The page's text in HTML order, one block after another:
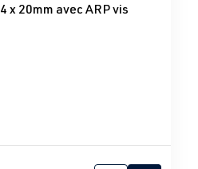
x 20mm avec ARP vis